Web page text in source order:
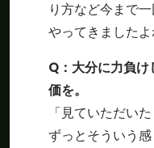
り方など今まで
やってきましたよ
Q ：大分に力負
価を。
「見ていただい
ずっとそういう